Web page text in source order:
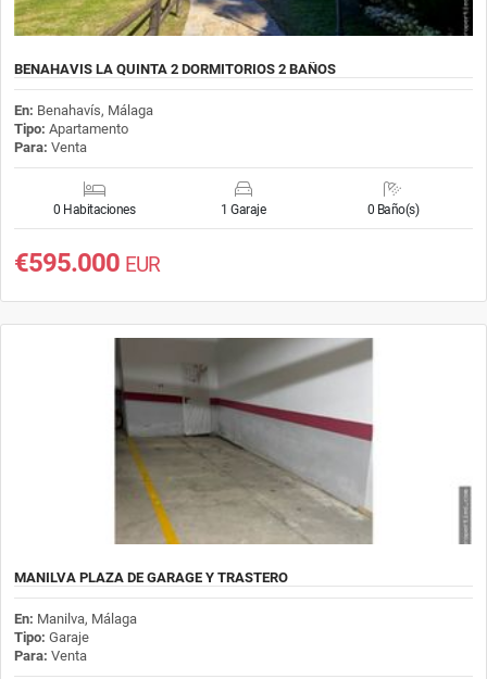
BENAHAVIS LA QUINTA 2 DORMITORIOS 2 BAÑOS
En: Benahavís, Málaga
Tipo: Apartamento
Para: Venta
0 Habitaciones 1 Garaje 0 Baño(s)
€595.000 EUR
MANILVA PLAZA DE GARAGE Y TRASTERO
En: Manilva, Málaga
Tipo: Garaje
Para: Venta